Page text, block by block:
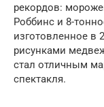
рекордов:
Роббинс и 8-
изготовленное в
рисунками
стал отличным
спектакля.